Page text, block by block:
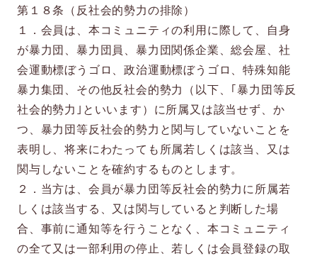
第１８条（反社会的勢力の排除）
１．会員は、本コミュニティの利用に際して、自身
が暴力団、暴力団員、暴力団関係企業、総会屋、社
会運動標ぼうゴロ、政治運動標ぼうゴロ、特殊知能
暴力集団、その他反社会的勢力（以下、｢暴力団等反
社会的勢力｣といいます）に所属又は該当せず、か
つ、暴力団等反社会的勢力と関与していないことを
表明し、将来にわたっても所属若しくは該当、又は
関与しないことを確約するものとします。
２．当方は、会員が暴力団等反社会的勢力に所属若
しくは該当する、又は関与していると判断した場
合、事前に通知等を行うことなく、本コミュニティ
の全て又は一部利用の停止、若しくは会員登録の取